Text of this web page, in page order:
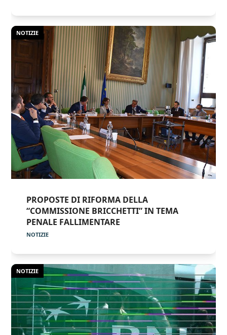
NOTIZIE
PROPOSTE DI RIFORMA DELLA
“COMMISSIONE BRICCHETTI” IN TEMA
PENALE FALLIMENTARE
NOTIZIE
NOTIZIE